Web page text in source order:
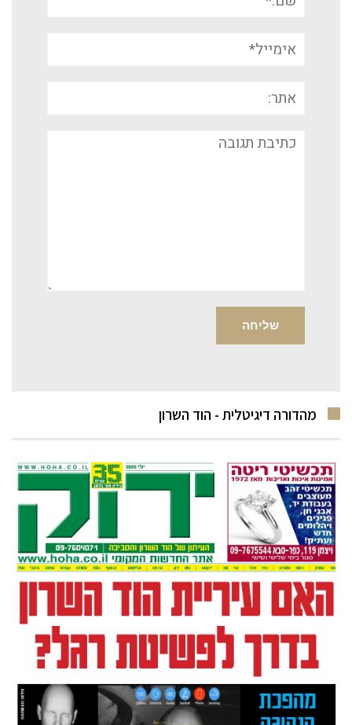
אימייל*
תגובה
מהדורה דיגיטלית - הוד השרון